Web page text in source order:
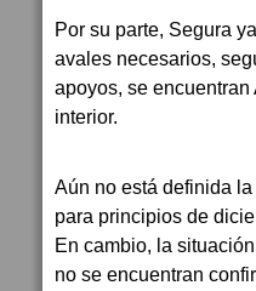
Por su parte, Segura
avales necesarios,
apoyos, se
interior.
Aún no está definida
para principios de
En cambio, la
no se encuentran